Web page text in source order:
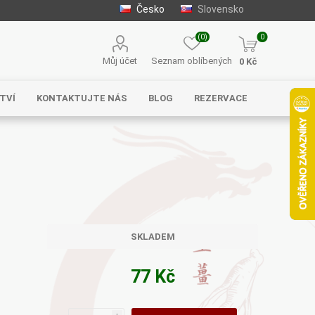
Česko Slovensko
Můj účet Seznam oblíbených
(0) 0
0 Kč
KONTAKTUJTE NÁS BLOG REZERVACE
SKLADEM
77 Kč